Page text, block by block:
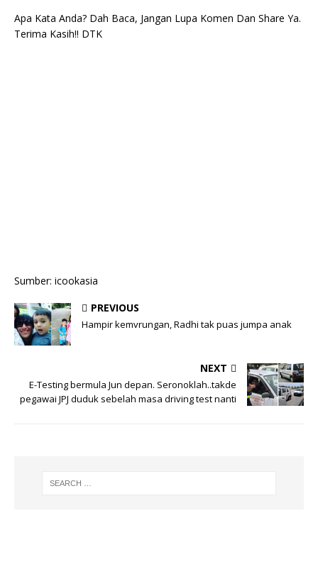
Apa Kata Anda? Dah Baca, Jangan Lupa Komen Dan Share Ya.
Terima Kasih!! DTK
Sumber: icookasia
PREVIOUS
Hampir kemvrungan, Radhi tak puas jumpa anak
NEXT
E-Testing bermula Jun depan. Seronoklah..takde
pegawai JPJ duduk sebelah masa driving test nanti